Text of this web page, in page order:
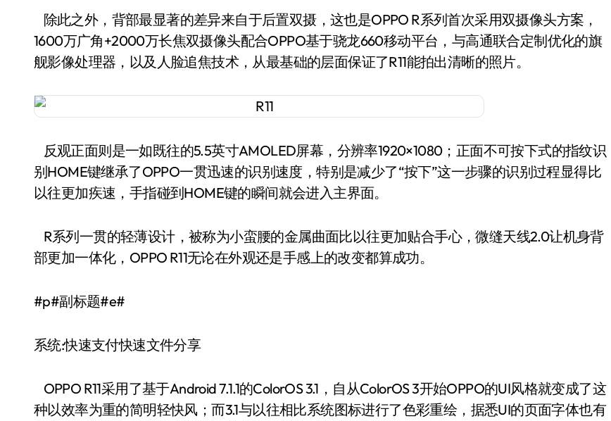
除此之外，背部最显著的差异来自于后置双摄，这也是OPPO R系列首次采用双摄像头方案，
1600万广角+2000万长焦双摄像头配合OPPO基于骁龙660移动平台，与高通联合定制优化的旗
舰影像处理器，以及人脸追焦技术，从最基础的层面保证了R11能拍出清晰的照片。
反观正面则是一如既往的5.5英寸AMOLED屏幕，分辨率1920×1080；正面不可按下式的指纹识
别HOME键继承了OPPO一贯迅速的识别速度，特别是减少了“按下”这一步骤的识别过程显得比
以往更加疾速，手指碰到HOME键的瞬间就会进入主界面。
R系列一贯的轻薄设计，被称为小蛮腰的金属曲面比以往更加贴合手心，微缝天线2.0让机身背
部更加一体化，OPPO R11无论在外观还是手感上的改变都算成功。
#p#副标题#e#
系统:快速支付快速文件分享
OPPO R11采用了基于Android 7.1.1的ColorOS 3.1，自从ColorOS 3开始OPPO的UI风格就变成了这
种以效率为重的简明轻快风；而3.1与以往相比系统图标进行了色彩重绘，据悉UI的页面字体也有